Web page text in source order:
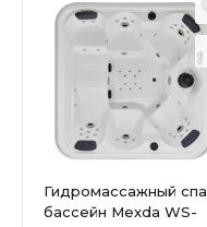
Гидромассажный спа
бассейн Mexda WS-